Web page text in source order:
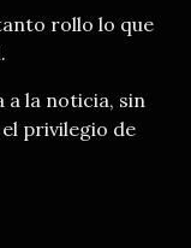
rollo lo que
a la noticia, sin
privilegio de